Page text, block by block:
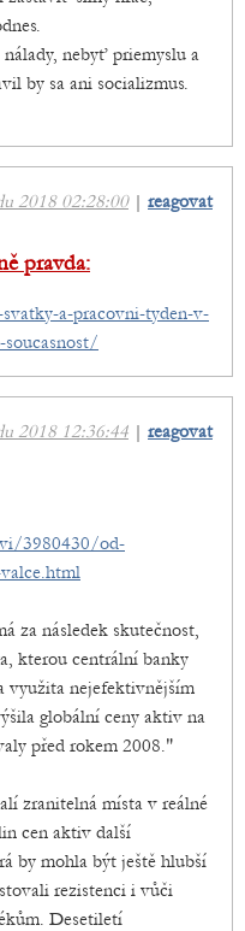
nebyť priemyslu a
by sa ani socializmus.
2018 02:28:00| reagovat
pravda:
a-pracovni-tyden-v-
soucasnost/
2018 12:36:44 | reagovat
3980430/od-
za následek skutečnost,
kterou centrální banky
využita nejefektivnějším
globální ceny aktiv na
před rokem 2008."
zranitelná místa v reálné
cen aktiv další
by mohla být ještě hlubší
rezistenci i vůči
Desetiletí